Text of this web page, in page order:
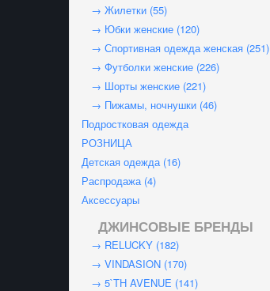
→ Жилетки (55)
→ Юбки женские (120)
→ Спортивная одежда женская (251)
→ Футболки женские (226)
→ Шорты женские (221)
→ Пижамы, ночнушки (46)
Подростковая одежда
РОЗНИЦА
Детская одежда (16)
Распродажа (4)
Аксессуары
ДЖИНСОВЫЕ БРЕНДЫ
→ RELUCKY (182)
→ VINDASION (170)
→ 5`TH AVENUE (141)